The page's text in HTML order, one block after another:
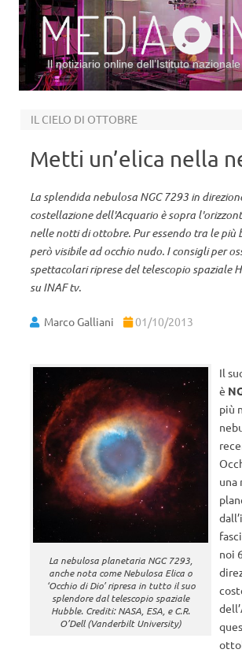
Il notiziario online dell’Istituto
IL CIELO DI OTTOBRE
Metti un’elica nella
La splendida nebulosa NGC 7293 in
costellazione dell'Acquario è sopra
nelle notti di ottobre. Pur essendo tra le più
però visibile ad occhio nudo. I consigli per
spettacolari riprese del telescopio spaziale
su INAF tv.
Marco Galliani 01/10/2013
La nebulosa planetaria NGC 7293,
anche nota come Nebulosa Elica o
‘Occhio di Dio’ ripresa in tutto il suo
splendore dal telescopio spaziale
Hubble. Crediti: NASA, ESA, e C.R.
O’Dell (Vanderbilt University)
Il
è
più
una
noi